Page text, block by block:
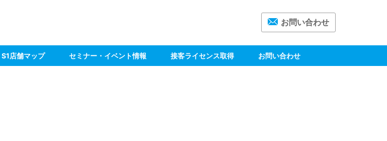
お問い合わせ
S1店舗マップ セミナー・イベント情報 接客ライセンス取得 お問い合わせ